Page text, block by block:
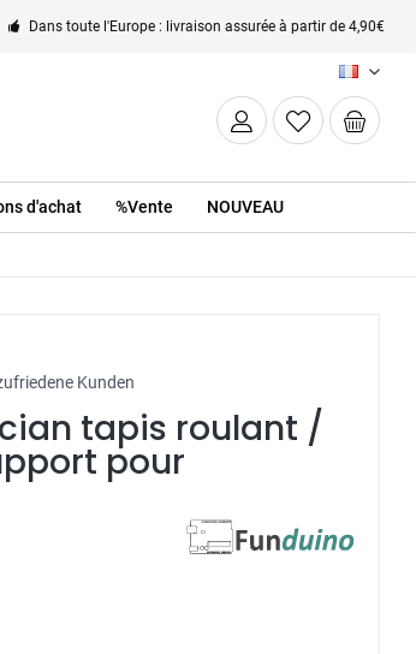
Dans toute l'Europe : livraison assurée à partir de 4,90€
FR
d'achat %Vente NOUVEAU
Kunden
tapis roulant /
pour